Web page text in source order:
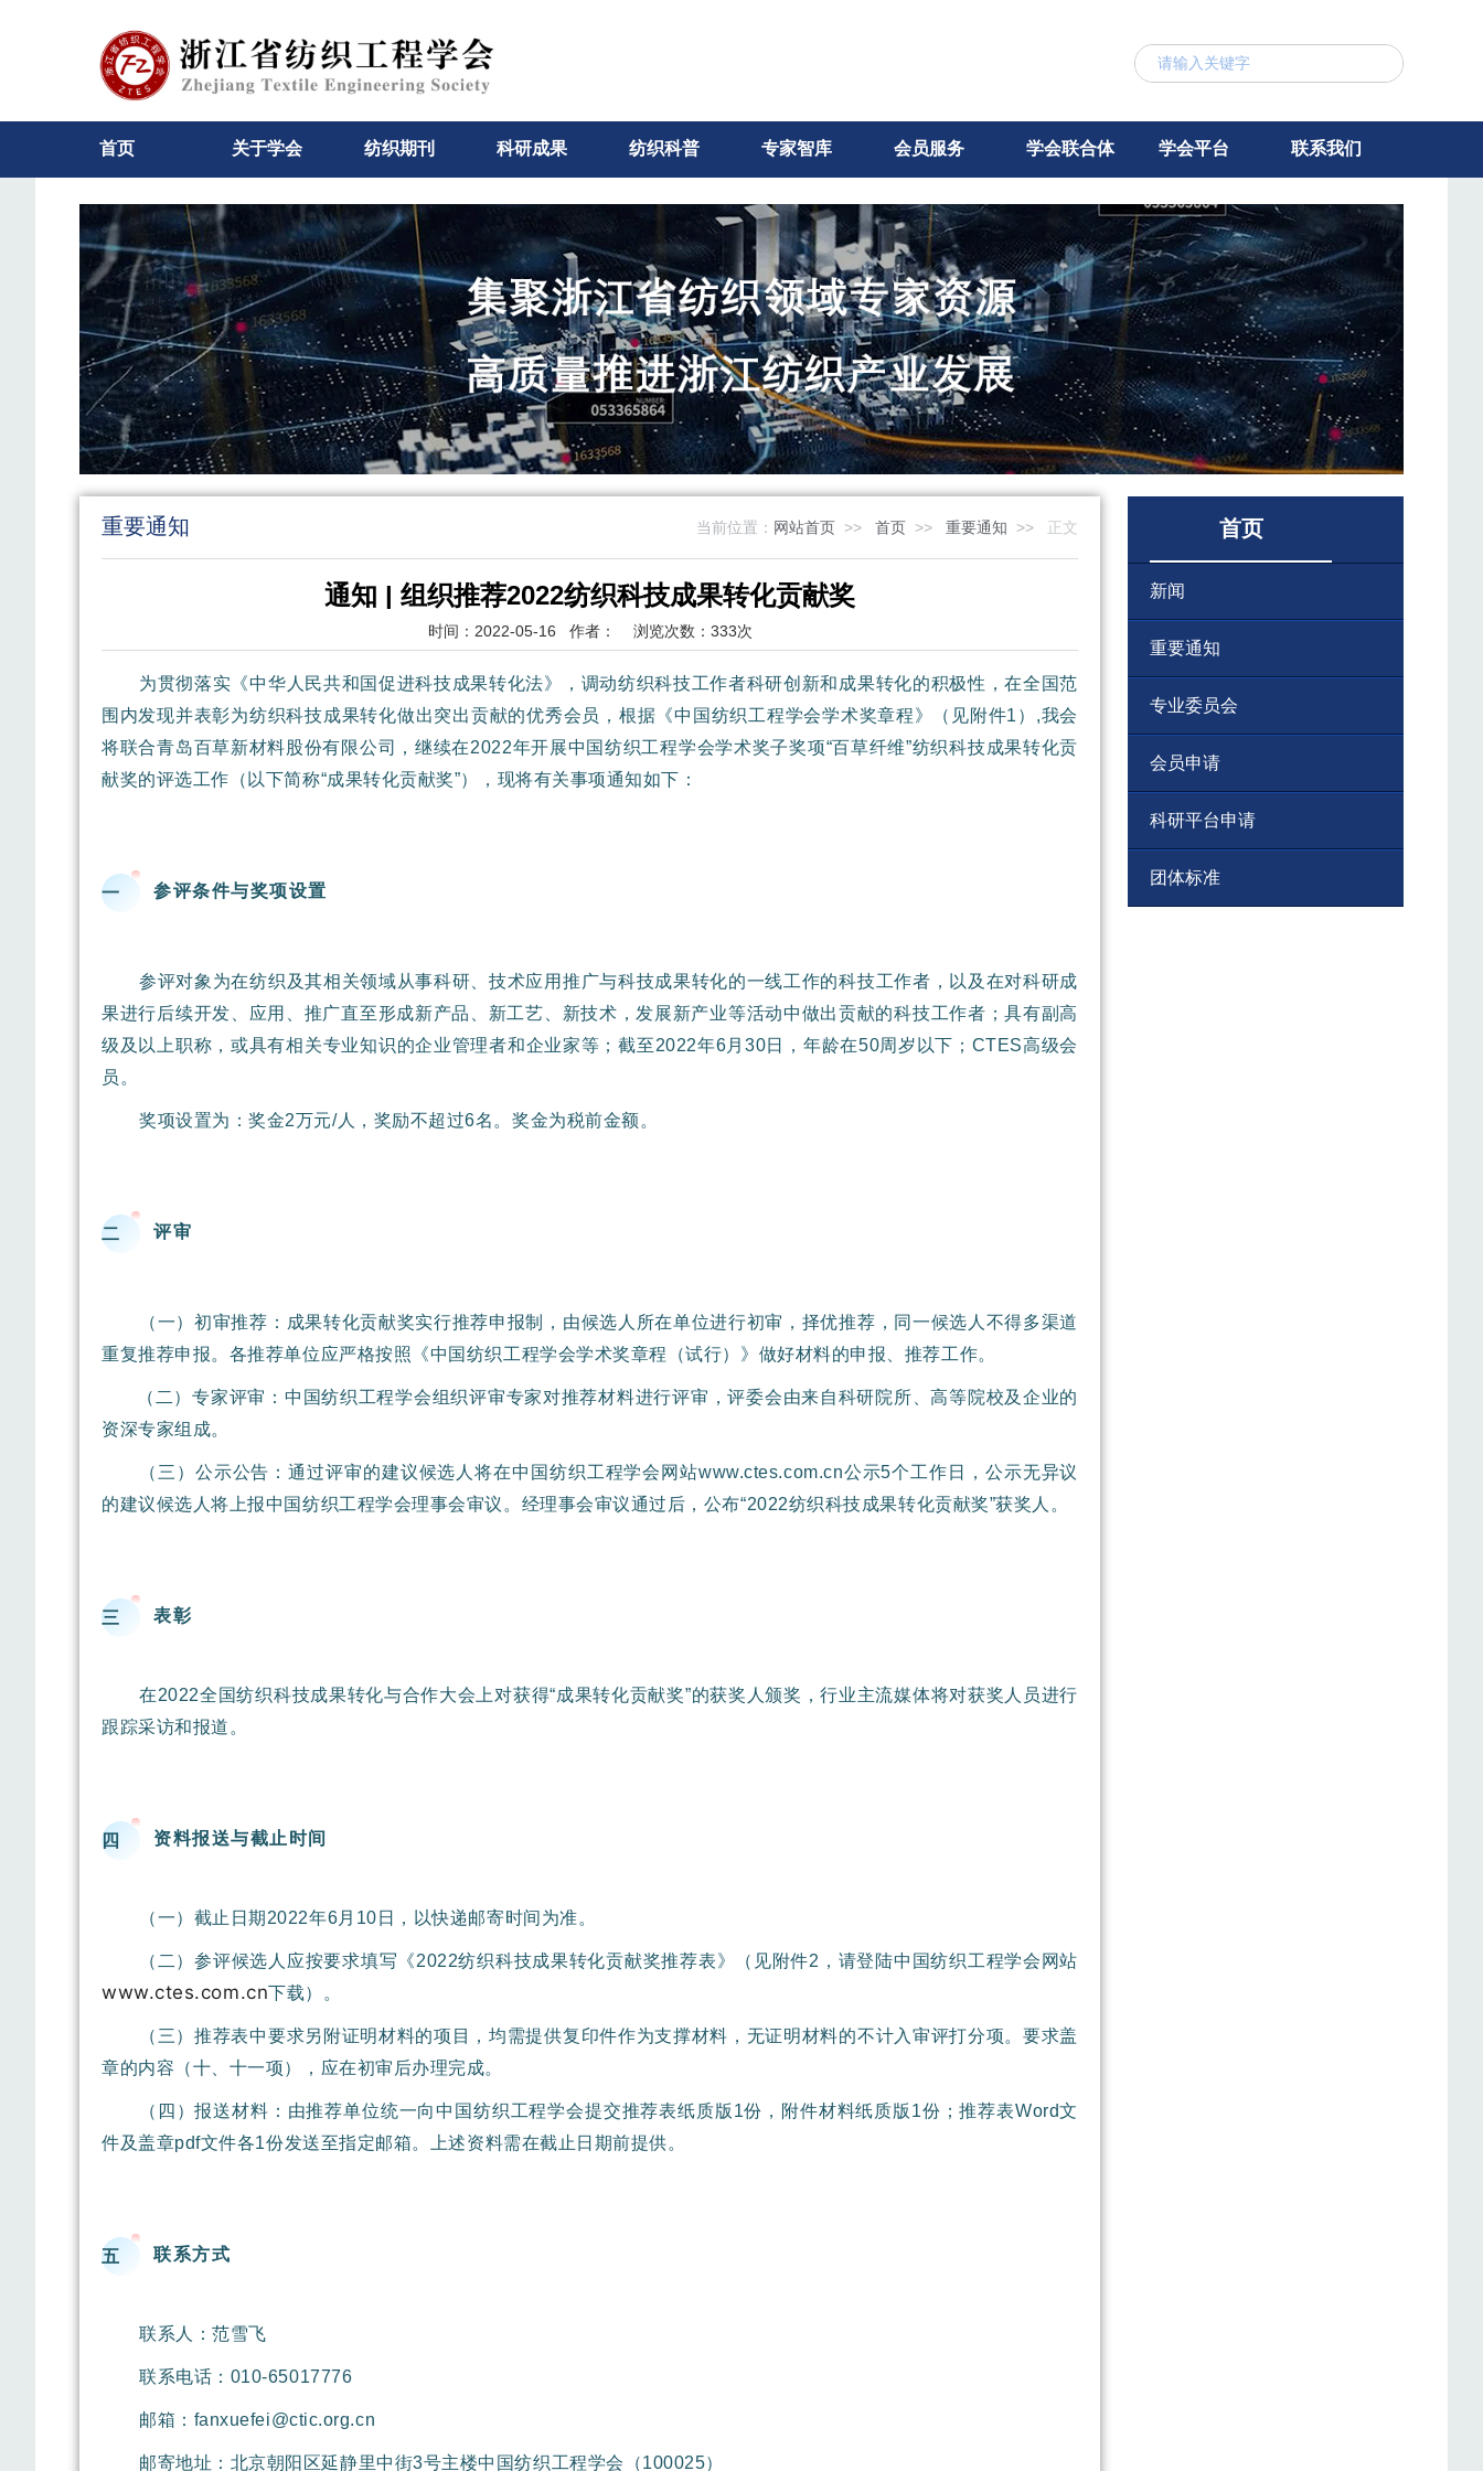
首页 关于学会 纺织期刊 科研成果 纺织科普 专家智库 会员服务 学会联合体 学会平台 联系我们
重要通知 当前位置： 网站首页 >> 首页 >> 重要通知 >> 正文
通知 | 组织推荐2022纺织科技成果转化贡献奖
时间： 2022-05-16 作者： 浏览次数： 333次
为贯彻落实《中华人民共和国促进科技成果转化法》，调动纺织科技工作者科研创新和成果转化的积极性，在全国范
围内发现并表彰为纺织科技成果转化做出突出贡献的优秀会员，根据《中国纺织工程学会学术奖章程》（见附件1）,我会
将联合青岛百草新材料股份有限公司，继续在2022年开展中国纺织工程学会学术奖子奖项“百草纤维”纺织科技成果转化贡
献奖的评选工作（以下简称“成果转化贡献奖”），现将有关事项通知如下：
一 参评条件与奖项设置
参评对象为在纺织及其相关领域从事科研、技术应用推广与科技成果转化的一线工作的科技工作者，以及在对科研成
果进行后续开发、应用、推广直至形成新产品、新工艺、新技术，发展新产业等活动中做出贡献的科技工作者；具有副高
级及以上职称，或具有相关专业知识的企业管理者和企业家等；截至2022年6月30日，年龄在50周岁以下；CTES高级会
员。
奖项设置为：奖金2万元/人，奖励不超过6名。奖金为税前金额。
二 评审
（一）初审推荐：成果转化贡献奖实行推荐申报制，由候选人所在单位进行初审，择优推荐，同一候选人不得多渠道
重复推荐申报。各推荐单位应严格按照《中国纺织工程学会学术奖章程（试行）》做好材料的申报、推荐工作。
（二）专家评审：中国纺织工程学会组织评审专家对推荐材料进行评审，评委会由来自科研院所、高等院校及企业的
资深专家组成。
（三）公示公告：通过评审的建议候选人将在中国纺织工程学会网站www.ctes.com.cn公示5个工作日，公示无异议
的建议候选人将上报中国纺织工程学会理事会审议。经理事会审议通过后，公布“2022纺织科技成果转化贡献奖”获奖人。
三 表彰
在2022全国纺织科技成果转化与合作大会上对获得“成果转化贡献奖”的获奖人颁奖，行业主流媒体将对获奖人员进行
跟踪采访和报道。
四 资料报送与截止时间
（一）截止日期2022年6月10日，以快递邮寄时间为准。
（二）参评候选人应按要求填写《2022纺织科技成果转化贡献奖推荐表》（见附件2，请登陆中国纺织工程学会网站
www.ctes.com.cn下载）。
（三）推荐表中要求另附证明材料的项目，均需提供复印件作为支撑材料，无证明材料的不计入审评打分项。要求盖
章的内容（十、十一项），应在初审后办理完成。
（四）报送材料：由推荐单位统一向中国纺织工程学会提交推荐表纸质版1份，附件材料纸质版1份；推荐表Word文
件及盖章pdf文件各1份发送至指定邮箱。上述资料需在截止日期前提供。
五 联系方式
联系人：范雪飞
联系电话：010-65017776
邮箱：fanxuefei@ctic.org.cn
邮寄地址：北京朝阳区延静里中街3号主楼中国纺织工程学会（100025）
首页
新闻
重要通知
专业委员会
会员申请
科研平台申请
团体标准